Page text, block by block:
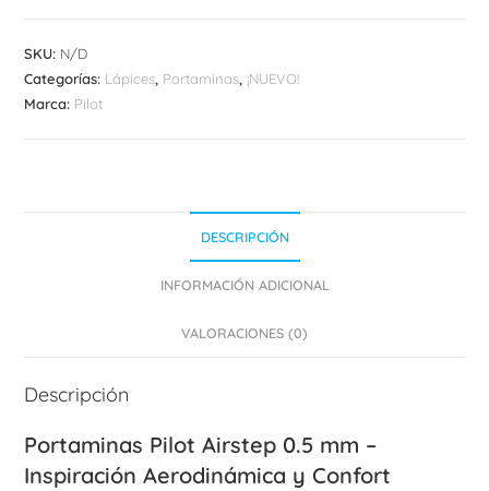
cantidad
SKU: N/D
Categorías: Lápices, Portaminas, ¡NUEVO!
Marca: Pilot
DESCRIPCIÓN
INFORMACIÓN ADICIONAL
VALORACIONES (0)
Descripción
Portaminas Pilot Airstep 0.5 mm –
Inspiración Aerodinámica y Confort